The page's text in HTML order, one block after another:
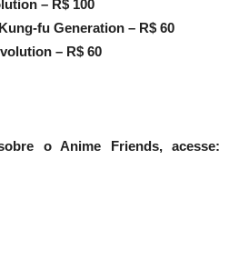
– R$ 100
fu Generation – R$ 60
– R$ 60
o Anime Friends, acesse: